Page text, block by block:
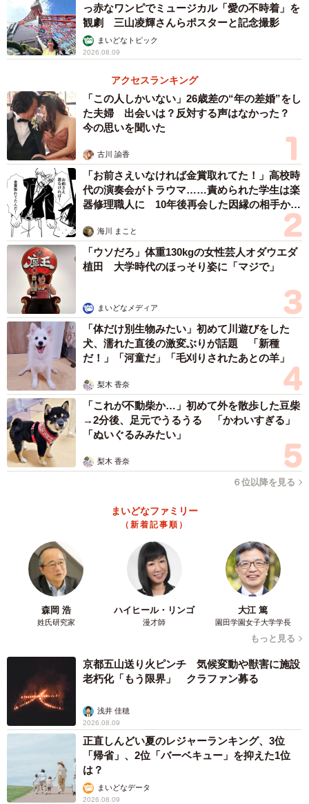
っ赤なワンピでミュージカル「愛の不時着」を
観劇 三山凌輝さんらポスターと記念撮影
まいどなトピック
2026.08.09
アクセスランキング
「この人しかいない」26歳差の“年の差婚”をし
た夫婦 出会いは？反対する声はなかった？
今の思いを聞いた
古川 諭香
「お前さえいなければ金賞取れてた！」高校時
代の演奏会がトラウマ……責められた学生は楽
器修理職人に 10年後再会した因縁の相手から
海川 まこと
「ウソだろ」体重130kgの女性芸人オダウエダ
植田 大学時代のほっそり姿に「マジで」
まいどなメディア
「体だけ別生物みたい」初めて川遊びをした
犬、濡れた直後の激変ぶりが話題 「新種
だ！」「河童だ」「毛刈りされたあとの羊」
梨木 香奈
「これが不動柴か…」初めて外を散歩した豆柴
→2分後、足元でうるうる 「かわいすぎる」
「ぬいぐるみみたい」
梨木 香奈
６位以降を見る
まいどなファミリー
（新着記事順）
森岡 浩
姓氏研究家
ハイヒール・リンゴ
漫才師
大江 篤
園田学園女子大学学長
もっと見る
京都五山送り火ピンチ 気候変動や獣害に施設
老朽化「もう限界」 クラファン募る
浅井 佳穂
2026.08.09
正直しんどい夏のレジャーランキング、3位
「帰省」、2位「バーベキュー」を抑えた1位
は？
まいどなデータ
2026.08.09